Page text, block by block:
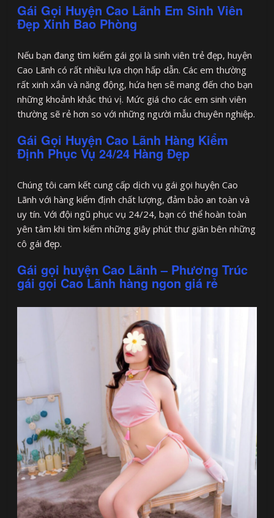
Gái Gọi Huyện Cao Lãnh Em Sinh Viên
Đẹp Xinh Bao Phòng
Nếu bạn đang tìm kiếm gái gọi là sinh viên trẻ đẹp, huyện
Cao Lãnh có rất nhiều lựa chọn hấp dẫn. Các em thường
rất xinh xắn và năng động, hứa hẹn sẽ mang đến cho bạn
những khoảnh khắc thú vị. Mức giá cho các em sinh viên
thường sẽ rẻ hơn so với những người mẫu chuyên nghiệp.
Gái Gọi Huyện Cao Lãnh Hàng Kiểm
Định Phục Vụ 24/24 Hàng Đẹp
Chúng tôi cam kết cung cấp dịch vụ gái gọi huyện Cao
Lãnh với hàng kiểm định chất lượng, đảm bảo an toàn và
uy tín. Với đội ngũ phục vụ 24/24, bạn có thể hoàn toàn
yên tâm khi tìm kiếm những giây phút thư giãn bên những
cô gái đẹp.
Gái gọi huyện Cao Lãnh – Phương Trúc
gái gọi Cao Lãnh hàng ngon giá rẻ